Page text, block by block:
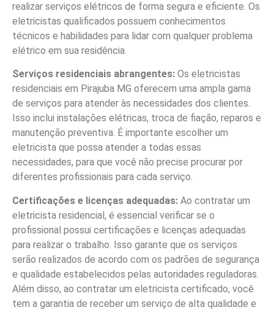
realizar serviços elétricos de forma segura e eficiente. Os
eletricistas qualificados possuem conhecimentos
técnicos e habilidades para lidar com qualquer problema
elétrico em sua residência.
Serviços residenciais abrangentes: Os eletricistas
residenciais em Pirajuba MG oferecem uma ampla gama
de serviços para atender às necessidades dos clientes.
Isso inclui instalações elétricas, troca de fiação, reparos e
manutenção preventiva. É importante escolher um
eletricista que possa atender a todas essas
necessidades, para que você não precise procurar por
diferentes profissionais para cada serviço.
Certificações e licenças adequadas: Ao contratar um
eletricista residencial, é essencial verificar se o
profissional possui certificações e licenças adequadas
para realizar o trabalho. Isso garante que os serviços
serão realizados de acordo com os padrões de segurança
e qualidade estabelecidos pelas autoridades reguladoras.
Além disso, ao contratar um eletricista certificado, você
tem a garantia de receber um serviço de alta qualidade e